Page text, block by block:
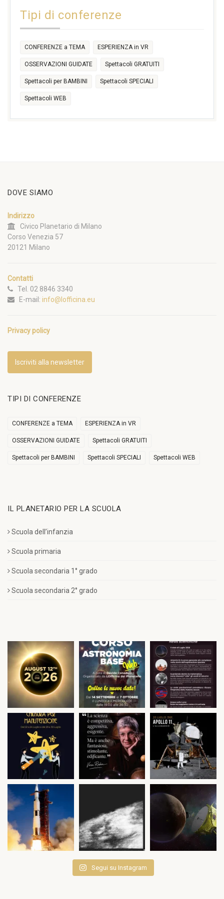
17:30
Tipi di conferenze
CONFERENZE a TEMA ESPERIENZA in VR
OSSERVAZIONI GUIDATE Spettacoli GRATUITI
Spettacoli per BAMBINI Spettacoli SPECIALI
Spettacoli WEB
DOVE SIAMO
Indirizzo
Civico Planetario di Milano
Corso Venezia 57
20121 Milano
Contatti
Tel. 02 8846 3340
E-mail: info@lofficina.eu
Privacy policy
Iscriviti alla newsletter
TIPI DI CONFERENZE
CONFERENZE a TEMA ESPERIENZA in VR
OSSERVAZIONI GUIDATE Spettacoli GRATUITI
Spettacoli per BAMBINI Spettacoli SPECIALI Spettacoli WEB
IL PLANETARIO PER LA SCUOLA
Scuola dell’infanzia
Scuola primaria
Scuola secondaria 1° grado
Scuola secondaria 2° grado
Segui su Instagram